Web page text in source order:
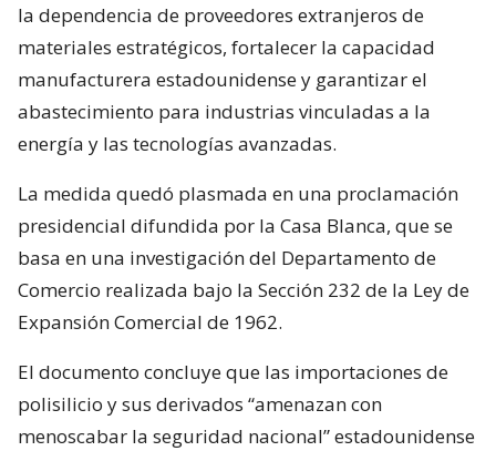
la dependencia de proveedores extranjeros de
materiales estratégicos, fortalecer la capacidad
manufacturera estadounidense y garantizar el
abastecimiento para industrias vinculadas a la
energía y las tecnologías avanzadas.
La medida quedó plasmada en una proclamación
presidencial difundida por la Casa Blanca, que se
basa en una investigación del Departamento de
Comercio realizada bajo la Sección 232 de la Ley de
Expansión Comercial de 1962.
El documento concluye que las importaciones de
polisilicio y sus derivados “amenazan con
menoscabar la seguridad nacional” estadounidense